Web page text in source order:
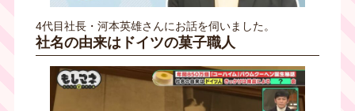
4代目社長・河本英雄さんにお話を伺いました。
社名の由来はドイツの菓子職人